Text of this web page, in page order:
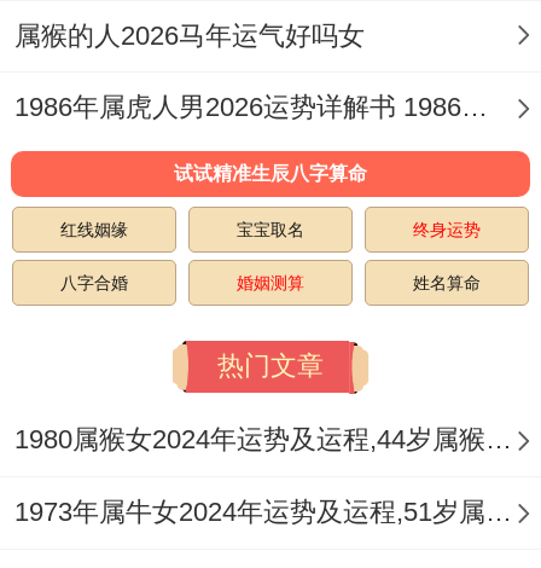
对于女命，官星不显而财旺生杀，则易对配
躁，午火亦为「灾煞」入命，需格外留意配
偶健康，尤其是心脏、血压与眼部问题，家
庭之中火旺土燥，家人间也易因财务分配、
子女教育等事务产生争执，氛围紧张。
进入秋季，金水渐旺，关系才能趋向缓与，
健康方面丙午烈火直接熬干壬水，最需防范
火旺克金，金主肺与大肠，故呼吸为你与肠
胃燥热之症亦需提早预防。
属猴的人2026马年运气好吗女
1986年属虎人男2026运势详解书 1986年属虎是什么命金木水火土
试试精准生辰八字算命
红线姻缘 宝宝取名 终身运势
八字合婚 婚姻测算 姓名算命
热门文章
1980属猴女2024年运势及运程,44岁属猴人2024全年每月运势女性如何
1973年属牛女2024年运势及运程,51岁属牛人2024全年每月运势女性如何